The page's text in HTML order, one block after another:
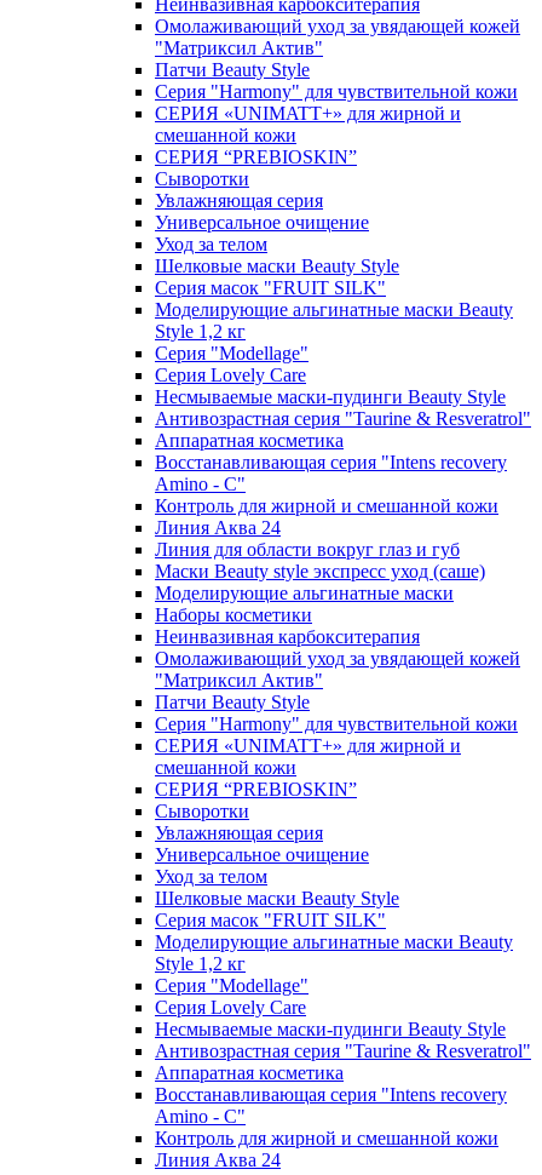
Неинвазивная карбокситерапия
Омолаживающий уход за увядающей кожей
"Матриксил Актив"
Патчи Beauty Style
Серия "Harmony" для чувствительной кожи
СЕРИЯ «UNIMATT+» для жирной и
смешанной кожи
СЕРИЯ “PREBIOSKIN”
Сыворотки
Увлажняющая серия
Универсальное очищение
Уход за телом
Шелковые маски Beauty Style
Серия масок "FRUIT SILK"
Моделирующие альгинатные маски Beauty
Style 1,2 кг
Серия "Modellage"
Cерия Lovely Care
Несмываемые маски-пудинги Beauty Style
Антивозрастная серия "Taurine & Resveratrol"
Аппаратная косметика
Восстанавливающая серия "Intens recovery
Amino - C"
Контроль для жирной и смешанной кожи
Линия Аква 24
Линия для области вокруг глаз и губ
Маски Beauty style экспресс уход (саше)
Моделирующие альгинатные маски
Наборы косметики
Неинвазивная карбокситерапия
Омолаживающий уход за увядающей кожей
"Матриксил Актив"
Патчи Beauty Style
Серия "Harmony" для чувствительной кожи
СЕРИЯ «UNIMATT+» для жирной и
смешанной кожи
СЕРИЯ “PREBIOSKIN”
Сыворотки
Увлажняющая серия
Универсальное очищение
Уход за телом
Шелковые маски Beauty Style
Серия масок "FRUIT SILK"
Моделирующие альгинатные маски Beauty
Style 1,2 кг
Серия "Modellage"
Cерия Lovely Care
Несмываемые маски-пудинги Beauty Style
Антивозрастная серия "Taurine & Resveratrol"
Аппаратная косметика
Восстанавливающая серия "Intens recovery
Amino - C"
Контроль для жирной и смешанной кожи
Линия Аква 24